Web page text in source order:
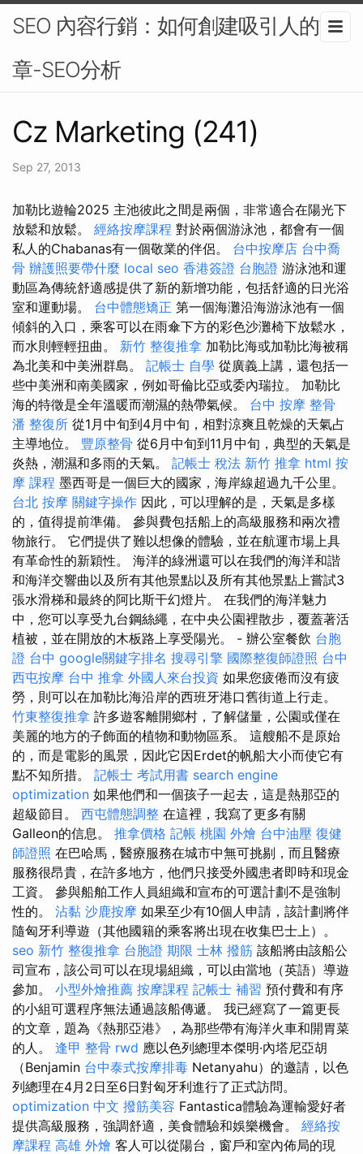
SEO 內容行銷：如何創建吸引人的文
章-SEO分析
Cz Marketing (241)
Sep 27, 2013
加勒比遊輪2025 主池彼此之間是兩個，非常適合在陽光下
放鬆和放鬆。 經絡按摩課程 對於兩個游泳池，都會有一個
私人的Chabanas有一個敬業的伴侶。 台中按摩店 台中喬
骨 辦護照要帶什麼 local seo 香港簽證 台胞證 游泳池和運
動區為傳統舒適感提供了新的新增功能，包括舒適的日光浴
室和運動場。 台中體態矯正 第一個海灘沿海游泳池有一個
傾斜的入口，乘客可以在雨傘下方的彩色沙灘椅下放鬆水，
而水則輕輕扭曲。 新竹 整復推拿 加勒比海或加勒比海被稱
為北美和中美洲群島。 記帳士 自學 從廣義上講，還包括一
些中美洲和南美國家，例如哥倫比亞或委內瑞拉。 加勒比
海的特徵是全年溫暖而潮濕的熱帶氣候。 台中 按摩 整骨
潘 整復所 從1月中旬到4月中旬，相對涼爽且乾燥的天氣占
主導地位。 豐原整骨 從6月中旬到11月中旬，典型的天氣是
炎熱，潮濕和多雨的天氣。 記帳士 稅法 新竹 推拿 html 按
摩 課程 墨西哥是一個巨大的國家，海岸線超過九千公里。
台北 按摩 關鍵字操作 因此，可以理解的是，天氣是多樣
的，值得提前準備。 參與費包括船上的高級服務和兩次禮
物旅行。 它們提供了難以想像的體驗，並在航運市場上具
有革命性的新穎性。 海洋的綠洲還可以在我們的海洋和諧
和海洋交響曲以及所有其他景點以及所有其他景點上嘗試3
張水滑梯和最終的阿比斯干幻燈片。 在我們的海洋魅力
中，您可以享受九台鋼絲繩，在中央公園裡散步，覆蓋著活
植被，並在開放的木板路上享受陽光。 - 辦公室餐飲 台胞
證 台中 google關鍵字排名 搜尋引擎 國際整復師證照 台中
西屯按摩 台中 推拿 外國人來台投資 如果您疲倦而沒有疲
勞，則可以在加勒比海沿岸的西班牙港口舊街道上行走。
竹東整復推拿 許多遊客離開鄉村，了解儲量，公園或僅在
美麗的地方的子飾面的植物和動物區系。 這艘船不是原始
的，而是電影的風景，因此它因Erdet的帆船大小而使它有
點不知所措。 記帳士 考試用書 search engine
optimization 如果他們和一個孩子一起去，這是熱那亞的
超級節目。 西屯體態調整 在這裡，我寫了更多有關
Galleon的信息。 推拿價格 記帳 桃園 外燴 台中油壓 復健
師證照 在巴哈馬，醫療服務在城市中無可挑剔，而且醫療
服務很昂貴，在許多地方，他們只接受外國患者即時和現金
工資。 參與船舶工作人員組織和宣布的可選計劃不是強制
性的。 沾黏 沙鹿按摩 如果至少有10個人申請，該計劃將伴
隨匈牙利導遊（其他國籍的乘客將出現在收集巴士上）。
seo 新竹 整復推拿 台胞證 期限 士林 撥筋 該船將由該船公
司宣布，該公司可以在現場組織，可以由當地（英語）導遊
參加。 小型外燴推薦 按摩課程 記帳士 補習 預付費和有序
的小組可選程序無法通過該船傳遞。 我已經寫了一篇更長
的文章，題為《熱那亞港》，為那些帶有海洋火車和開胃菜
的人。 逢甲 整骨 rwd 應以色列總理本傑明·內塔尼亞胡
（Benjamin 台中泰式按摩排毒 Netanyahu）的邀請，以色
列總理在4月2日至6日對匈牙利進行了正式訪問。
optimization 中文 撥筋美容 Fantastica體驗為運輸愛好者
提供高級服務，強調舒適，美食體驗和娛樂機會。 經絡按
摩課程 高雄 外燴 客人可以從陽台，窗戶和室內佈局的現